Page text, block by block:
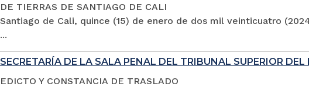
DE TIERRAS DE SANTIAGO DE CALI
Santiago de Cali, quince (15) de enero de dos mil veinticuatro
...
SECRETARÍA DE LA SALA PENAL DEL TRIBUNAL SUPERIOR
EDICTO Y CONSTANCIA DE TRASLADO